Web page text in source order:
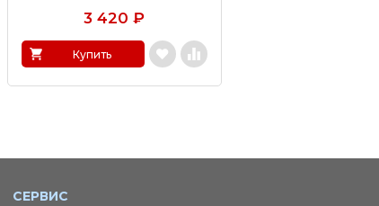
3 420 ₽
Купить
СЕРВИС